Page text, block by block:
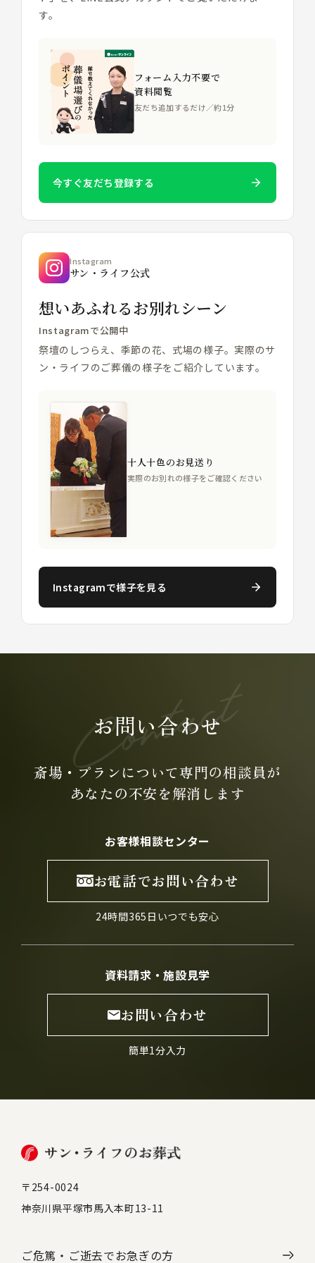
す。
フォーム入力不要で
資料閲覧
友だち追加するだけ／約1分
今すぐ友だち登録する
Instagram
サン・ライフ公式
想いあふれるお別れシーン
Instagramで公開中
祭壇のしつらえ、季節の花、式場の様子。実際のサ
ン・ライフのご葬儀の様子をご紹介しています。
十人十色のお見送り
実際のお別れの様子をご確認ください
Instagramで様子を見る
お問い合わせ
斎場・プランについて専門の相談員が
あなたの不安を解消します
お客様相談センター
お電話でお問い合わせ
24時間365日いつでも安心
資料請求・施設見学
お問い合わせ
簡単1分入力
〒254-0024
神奈川県平塚市馬入本町13-11
ご危篤・ご逝去でお急ぎの方